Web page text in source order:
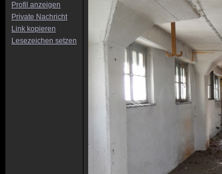
Profil anzeigen
Private Nachricht
Link kopieren
Lesezeichen setzen